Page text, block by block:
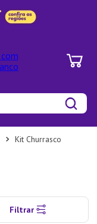
Kit Churrasco
Filtrar